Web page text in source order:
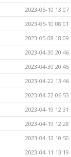
2023-05-10 13:07
2023-05-10 08:01
2023-05-08 18:09
2023-04-30 20:46
2023-04-30 20:45
2023-04-22 13:46
2023-04-22 06:53
2023-04-19 12:31
2023-04-19 12:28
2023-04-12 10:50
2023-04-11 13:19